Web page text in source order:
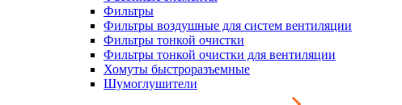
Фильтры
Фильтры воздушные для систем вентиляции
Фильтры тонкой очистки
Фильтры тонкой очистки для вентиляции
Хомуты быстроразъемные
Шумоглушители